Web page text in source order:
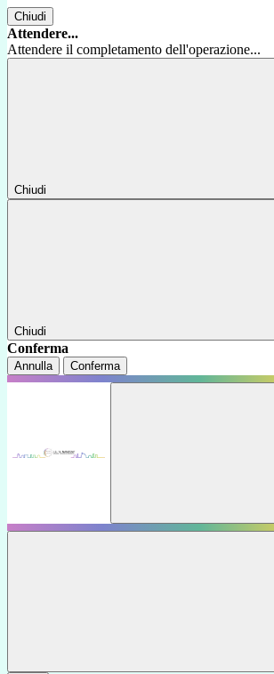
Chiudi
Attendere...
Attendere il completamento dell'operazione...
Chiudi
Chiudi
Conferma
Annulla Conferma